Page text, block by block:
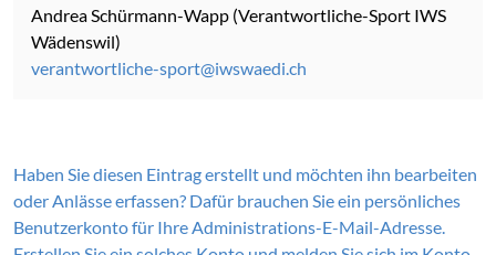
Andrea Schürmann-Wapp (Verantwortliche-Sport IWS
Wädenswil)
verantwortliche-sport@iwswaedi.ch
Haben Sie diesen Eintrag erstellt und möchten ihn bearbeiten
oder Anlässe erfassen? Dafür brauchen Sie ein persönliches
Benutzerkonto für Ihre Administrations-E-Mail-Adresse.